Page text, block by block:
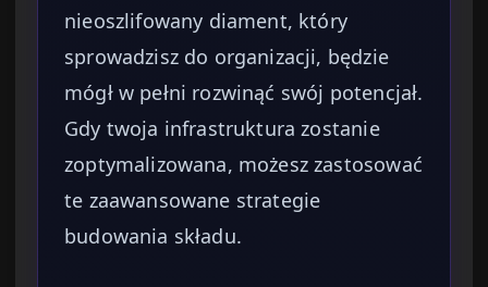
nieoszlifowany diament, który
sprowadzisz do organizacji, będzie
mógł w pełni rozwinąć swój potencjał.
Gdy twoja infrastruktura zostanie
zoptymalizowana, możesz zastosować
te zaawansowane strategie
budowania składu.